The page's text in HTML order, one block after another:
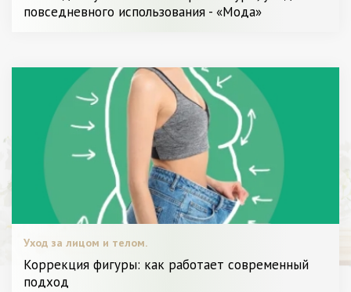
повседневного использования - «Мода»
Уход за лицом и телом.
Коррекция фигуры: как работает современный
подход